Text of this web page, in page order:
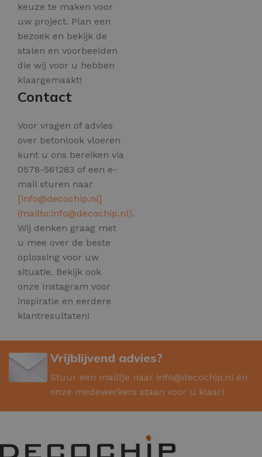
keuze te maken voor
uw project. Plan een
bezoek en bekijk de
stalen en voorbeelden
die wij voor u hebben
klaargemaakt!
Contact
Voor vragen of advies
over betonlook vloeren
kunt u ons bereiken via
0578-561283 of een e-
mail sturen naar
[info@decochip.nl]
(mailto:info@decochip.nl).
Wij denken graag met
u mee over de beste
oplossing voor uw
situatie. Bekijk ook
onze Instagram voor
inspiratie en eerdere
klantresultaten!
Vrijblijvend advies?
Stuur een mailtje naar info@decochip.nl en
onze medewerkers staan voor u klaar!